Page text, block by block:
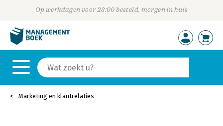
Op werkdagen voor 23:00 besteld, morgen in huis
Marketing en klantrelaties